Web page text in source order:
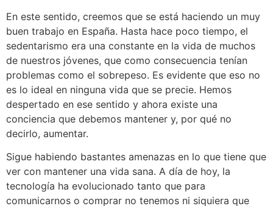
En este sentido, creemos que se está haciendo un muy
buen trabajo en España. Hasta hace poco tiempo, el
sedentarismo era una constante en la vida de muchos
de nuestros jóvenes, que como consecuencia tenían
problemas como el sobrepeso. Es evidente que eso no
es lo ideal en ninguna vida que se precie. Hemos
despertado en ese sentido y ahora existe una
conciencia que debemos mantener y, por qué no
decirlo, aumentar.
Sigue habiendo bastantes amenazas en lo que tiene que
ver con mantener una vida sana. A día de hoy, la
tecnología ha evolucionado tanto que para
comunicarnos o comprar no tenemos ni siquiera que